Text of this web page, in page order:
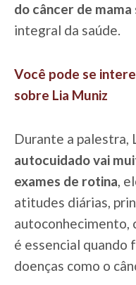
do câncer de mama
integral da saúde.
Você pode se
sobre Lia Muniz
Durante a palestra,
autocuidado vai
exames de rotina,
atitudes diárias,
autoconhecimento,
é essencial quando
doenças como o